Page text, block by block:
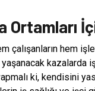
Ortamları
çalışanların hem
kazalarda
ki, kendisini